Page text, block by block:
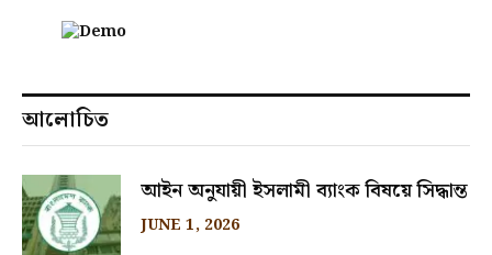
আলোচিত
আইন অনুযায়ী ইসলামী ব্যাংক বিষয়ে সিদ্ধান্ত
JUNE 1, 2026